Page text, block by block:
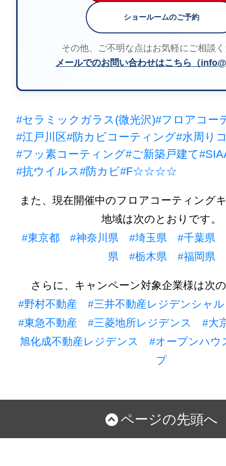
ショールームのご予約
その他、ご不明な点はお気軽にご相談
メールでのお問い合わせはこちら（
#セラミックガラス(微光沢)#フロアコー
#江戸川区#防カビコーティング#水周り
#フッ素コーティング#ご新築戸建て
#抗ウイルス#防カビ#F☆☆☆☆
また、現在開催中のフロアコーティング
地域は次のとおりです。
#東京都
#神奈川県 #埼玉県 #千葉県
県
#栃木県 #福岡県
さらに、キャンペーン対象企業様は次
#野村不動産
#三井不動産レジデンシャル
#東急不動産
#三菱地所レジデンス
#大
旭化成不動産レジデンス
#オープンハウ
プ
ページの先頭へ